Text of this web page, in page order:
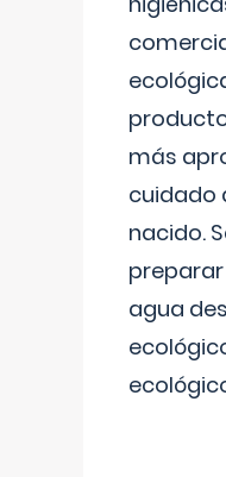
más
cuidado
nacido.
agua